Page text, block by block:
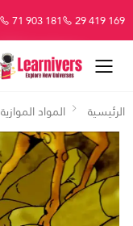
29 419 169
71 903 181
الرئيسية
المواد الموازية